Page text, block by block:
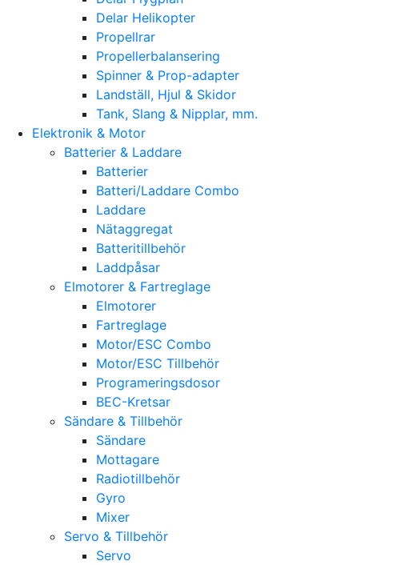
Delar Helikopter
Propellrar
Propellerbalansering
Spinner & Prop-adapter
Landställ, Hjul & Skidor
Tank, Slang & Nipplar, mm.
Elektronik & Motor
Batterier & Laddare
Batterier
Batteri/Laddare Combo
Laddare
Nätaggregat
Batteritillbehör
Laddpåsar
Elmotorer & Fartreglage
Elmotorer
Fartreglage
Motor/ESC Combo
Motor/ESC Tillbehör
Programeringsdosor
BEC-Kretsar
Sändare & Tillbehör
Sändare
Mottagare
Radiotillbehör
Gyro
Mixer
Servo & Tillbehör
Servo